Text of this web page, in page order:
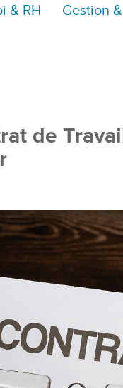
& RH Gestion
de